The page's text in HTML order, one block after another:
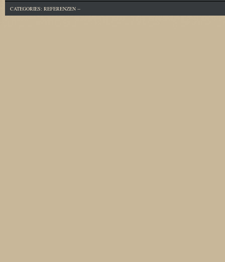
CATEGORIES: REFERENZEN --